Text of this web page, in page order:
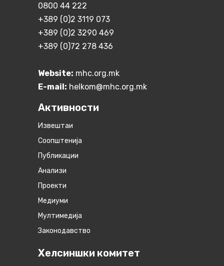
0800 44 222
+389 (0)2 3119 073
+389 (0)2 3290 469
+389 (0)72 278 436
Website: mhc.org.mk
E-mail: helkom@mhc.org.mk
Активности
Извештаи
Соопштенија
Публикации
Анализи
Проекти
Медиуми
Мултимедија
Законодавство
Хелсиншки комитет